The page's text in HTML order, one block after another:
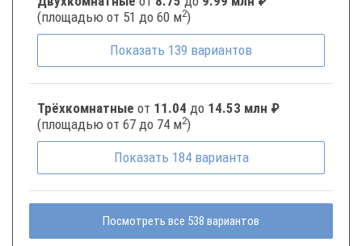
(площадью от 51 до 60 м2)
Показать 139 вариантов
Трёхкомнатные от 11.04 до 14.53 млн ₽
(площадью от 67 до 74 м2)
Показать 184 варианта
Посмотреть все 538 вариантов